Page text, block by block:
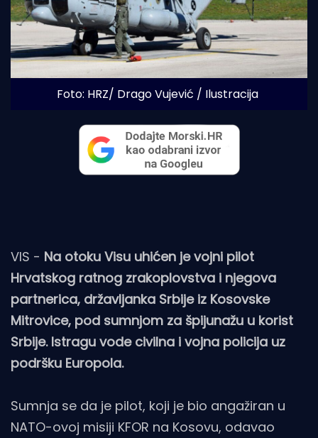
Foto: HRZ/ Drago Vujević / Ilustracija
VIS - Na otoku Visu uhićen je vojni pilot
Hrvatskog ratnog zrakoplovstva i njegova
partnerica, državljanka Srbije iz Kosovske
Mitrovice, pod sumnjom za špijunažu u korist
Srbije. Istragu vode civilna i vojna policija uz
podršku Europola.
Sumnja se da je pilot, koji je bio angažiran u
NATO-ovoj misiji KFOR na Kosovu, odavao